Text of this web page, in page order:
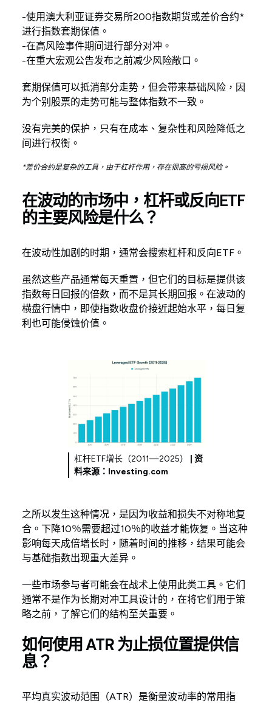
-使用澳大利亚证券交易所200指数期货或差价合约*
进行指数套期保值。
-在高风险事件期间进行部分对冲。
-在重大宏观公告发布之前减少风险敞口。
套期保值可以抵消部分走势，但会带来基础风险，因
为个别股票的走势可能与整体指数不一致。
没有完美的保护，只有在成本、复杂性和风险降低之
间进行权衡。
*差价合约是复杂的工具，由于杠杆作用，存在很高的亏损风险。
在波动的市场中，杠杆或反向ETF
的主要风险是什么？
在波动性加剧的时期，通常会搜索杠杆和反向ETF。
虽然这些产品通常每天重置，但它们的目标是提供该
指数每日回报的倍数，而不是其长期回报。在波动的
横盘行情中，即使指数收盘价接近起始水平，每日复
利也可能侵蚀价值。
杠杆ETF增长（2011—2025）
| 资
料来源：Investing.com
之所以发生这种情况，是因为收益和损失不对称地复
合。下降10％需要超过10％的收益才能恢复。当这种
影响每天成倍增长时，随着时间的推移，结果可能会
与基础指数出现重大差异。
一些市场参与者可能会在战术上使用此类工具。它们
通常不是作为长期对冲工具设计的，在将它们用于策
略之前，了解它们的结构至关重要。
如何使用 ATR 为止损位置提供信
息？
平均真实波动范围（ATR）是衡量波动率的常用指